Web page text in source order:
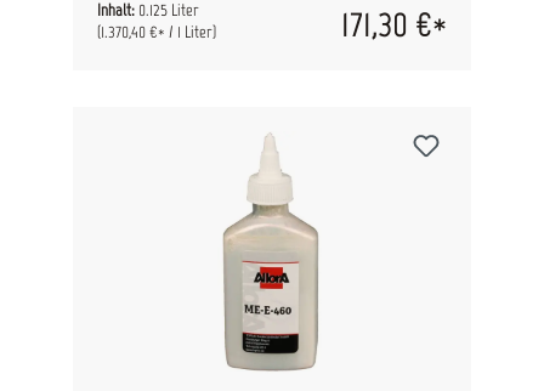
Inhalt: 0.125 Liter
(1.370,40 €* / 1 Liter)
171,30 €*